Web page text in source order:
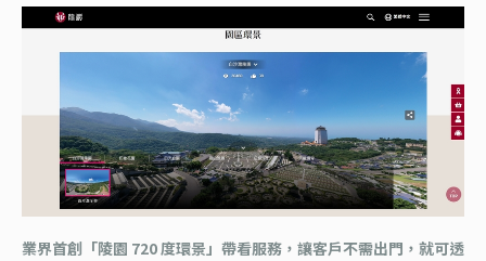
業界首創「陵園 720 度環景」帶看服務，讓客戶不需出門，就可透